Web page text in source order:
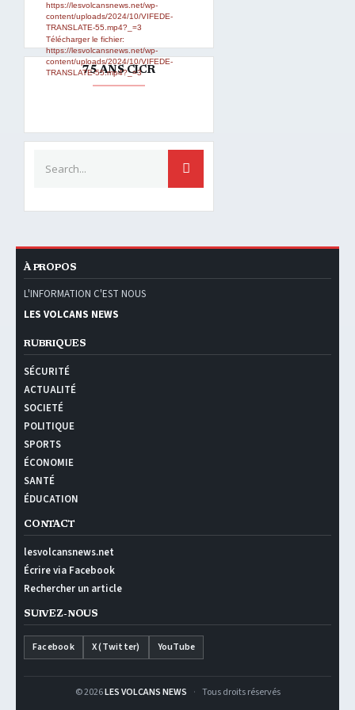
https://lesvolcansnews.net/wp-
content/uploads/2024/10/VIFEDE-
TRANSLATE-55.mp4?_=3
Télécharger le fichier:
https://lesvolcansnews.net/wp-
content/uploads/2024/10/VIFEDE-
TRANSLATE-55.mp4?_=3
75 ANS CICR
SEARCH
À PROPOS
L'INFORMATION C'EST NOUS
LES VOLCANS NEWS
RUBRIQUES
SÉCURITÉ
ACTUALITÉ
SOCIETÉ
POLITIQUE
SPORTS
ÉCONOMIE
SANTÉ
ÉDUCATION
CONTACT
lesvolcansnews.net
Écrire via Facebook
Rechercher un article
SUIVEZ-NOUS
Facebook X (Twitter) YouTube
© 2026LES VOLCANS NEWS · Tous droits réservés